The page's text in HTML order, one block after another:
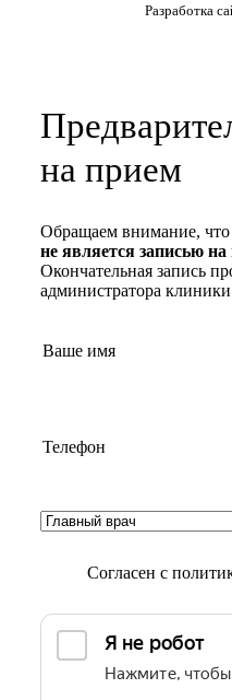
Разработка
на прием
Обращаем внимание,
не является записью
Окончательная запись
администратора
Согласен с